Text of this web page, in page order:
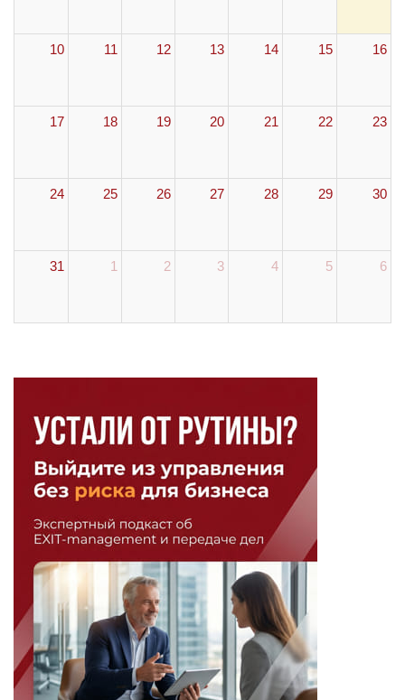
10 11 12 13 14 15 16
17 18 19 20 21 22 23
24 25 26 27 28 29 30
31 1 2 3 4 5 6